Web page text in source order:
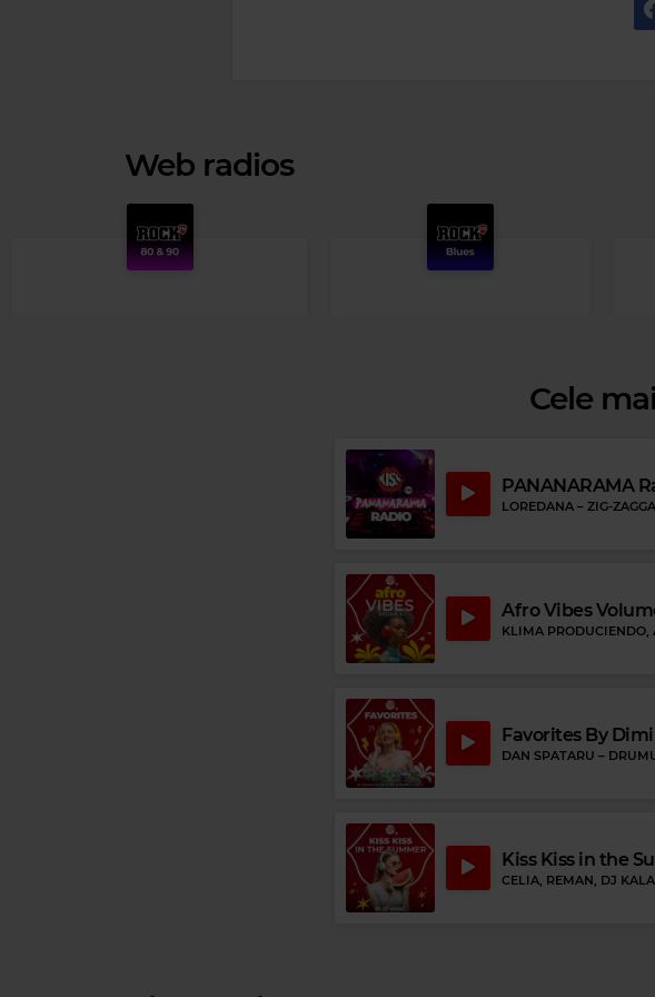
Web radios
Rock Blues
Cele
PANANARAMA
LOREDANA – ZIG-ZAGGA
Afro Vibes
KLIMA PRODUCIENDO,
Favorites By
DAN SPATARU –
Kiss Kiss in the
CELIA, REMAN, DJ KALA